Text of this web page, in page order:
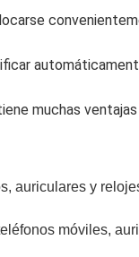
muchas
auriculares y
móviles,